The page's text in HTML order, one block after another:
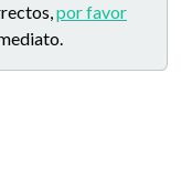
por favor